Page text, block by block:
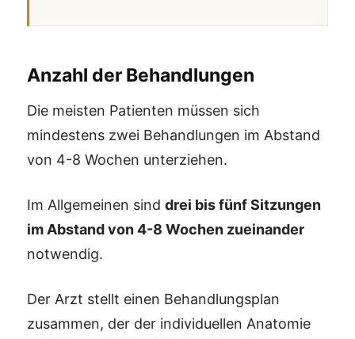
Anzahl der Behandlungen
Die meisten Patienten müssen sich
mindestens zwei Behandlungen im Abstand
von 4-8 Wochen unterziehen.
Im Allgemeinen sind drei bis fünf Sitzungen
im Abstand von 4-8 Wochen zueinander
notwendig.
Der Arzt stellt einen Behandlungsplan
zusammen, der der individuellen Anatomie